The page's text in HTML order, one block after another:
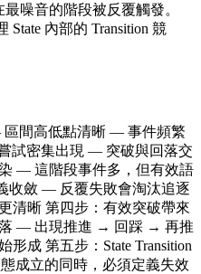
噪音的階段被反覆觸發。
內部的 Transition 競
區間高低點清晰 — 事件頻繁
試密集出現 — 突破與回落交
— 這階段事件多，但有效語
收斂 — 反覆失敗會淘汰追逐
清晰 第四步：有效突破帶來
— 出現推進 → 回踩 → 再推
成 第五步：State Transition
成立的同時，必須定義失效